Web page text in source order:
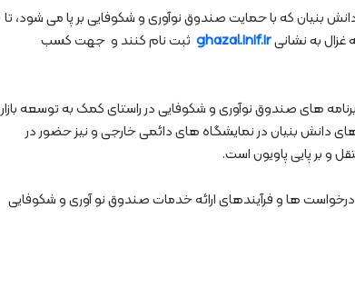
بنیان که با حمایت صندوق نوآوری و شکوفایی بر پا می‌ شود، تا
ghazal.inif.ir ثبت‌ نام کنند و جهت کسب
های صندوق نوآوری و شکوفایی در راستای کمک به توسعه بازار
دانش‌ بنیان در نمایشگاه‌ های دائمی‌ خارجی و نیز حضور در
و بر پایی پاویون است.
ها و فرآیندهای ارائه خدمات صندوق نو آوری و شکوفایی